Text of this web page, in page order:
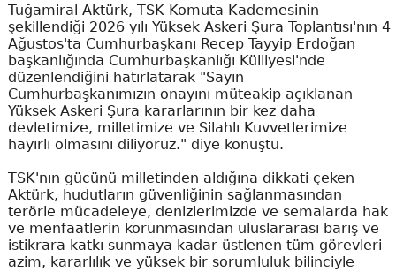
Tuğamiral Aktürk, TSK Komuta Kademesinin
şekillendiği 2026 yılı Yüksek Askeri Şura Toplantısı'nın 4
Ağustos'ta Cumhurbaşkanı Recep Tayyip Erdoğan
başkanlığında Cumhurbaşkanlığı Külliyesi'nde
düzenlendiğini hatırlatarak "Sayın
Cumhurbaşkanımızın onayını müteakip açıklanan
Yüksek Askeri Şura kararlarının bir kez daha
devletimize, milletimize ve Silahlı Kuvvetlerimize
hayırlı olmasını diliyoruz." diye konuştu.
TSK'nın gücünü milletinden aldığına dikkati çeken
Aktürk, hudutların güvenliğinin sağlanmasından
terörle mücadeleye, denizlerimizde ve semalarda hak
ve menfaatlerin korunmasından uluslararası barış ve
istikrara katkı sunmaya kadar üstlenen tüm görevleri
azim, kararlılık ve yüksek bir sorumluluk bilinciyle